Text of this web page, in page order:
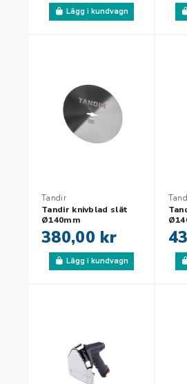
Lägg i kundvagn
Tandir
Tandir knivblad slät
Ø140mm
380,00 kr
Lägg i kundvagn